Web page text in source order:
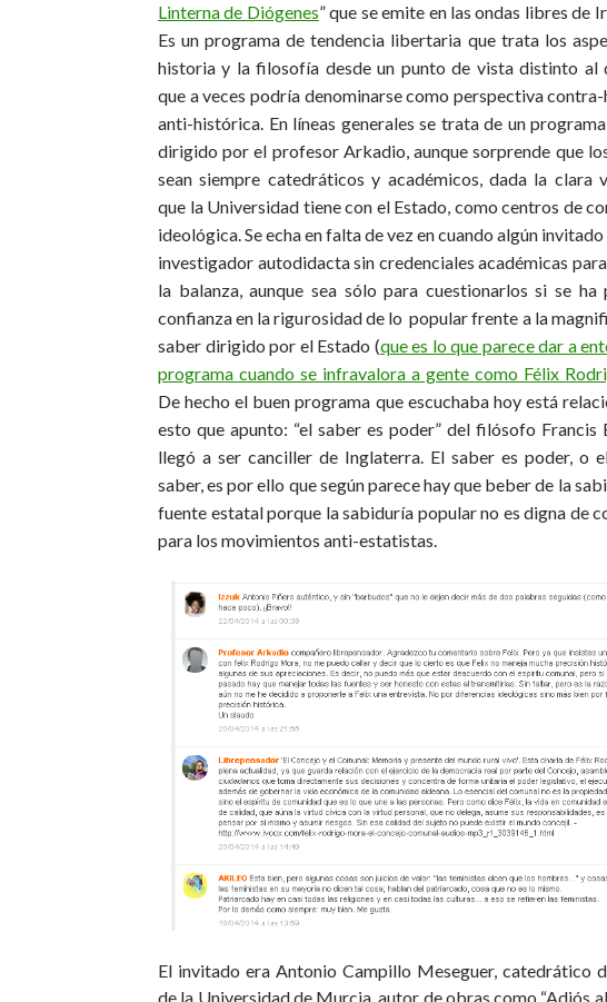
Linterna de Diógenes” que se emite en las ondas libres de
Es un programa de tendencia libertaria que trata los
historia y la filosofía desde un punto de vista distinto al
que a veces podría denominarse como perspectiva
anti-histórica. En líneas generales se trata de un
dirigido por el profesor Arkadio, aunque sorprende que
sean siempre catedráticos y académicos, dada la clara
que la Universidad tiene con el Estado, como centros de
ideológica. Se echa en falta de vez en cuando algún invitado
investigador autodidacta sin credenciales académicas
la balanza, aunque sea sólo para cuestionarlos si se ha
confianza en la rigurosidad de lo popular frente a la
saber dirigido por el Estado (que es lo que parece dar a
programa cuando se infravalora a gente como Félix
De hecho el buen programa que escuchaba hoy está
esto que apunto: “el saber es poder” del filósofo Francis
llegó a ser canciller de Inglaterra. El saber es poder, o
saber, es por ello que según parece hay que beber de la
fuente estatal porque la sabiduría popular no es digna de
para los movimientos anti-estatistas.
El invitado era Antonio Campillo Meseguer, catedrático
de la Universidad de Murcia, autor de obras como “Adiós